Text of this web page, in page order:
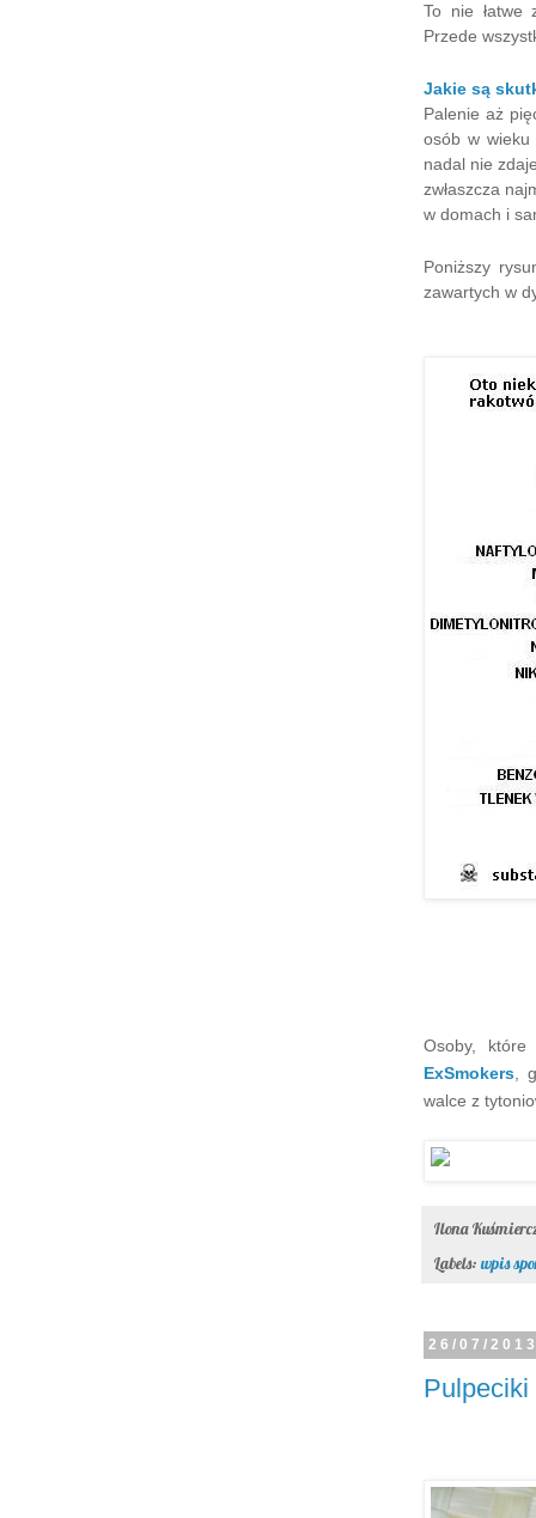
To nie łatwe
Przede
Jakie są
Palenie aż
osób w wieku
nadal nie
zwłaszcza
w domach i
Poniższy
zawartych w
Osoby,
ExSmokers,
walce z
Ilona
Labels: wpis
26/07/